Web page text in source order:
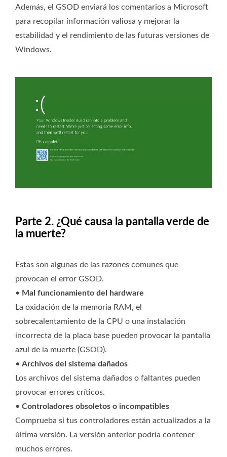
Además, el GSOD enviará los comentarios a Microsoft
para recopilar información valiosa y mejorar la
estabilidad y el rendimiento de las futuras versiones de
Windows.
Parte 2. ¿Qué causa la pantalla verde de
la muerte?
Estas son algunas de las razones comunes que
provocan el error GSOD.
• Mal funcionamiento del hardware
La oxidación de la memoria RAM, el
sobrecalentamiento de la CPU o una instalación
incorrecta de la placa base pueden provocar la pantalla
azul de la muerte (GSOD).
• Archivos del sistema dañados
Los archivos del sistema dañados o faltantes pueden
provocar errores críticos.
• Controladores obsoletos o incompatibles
Comprueba si tus controladores están actualizados a la
última versión. La versión anterior podría contener
muchos errores.